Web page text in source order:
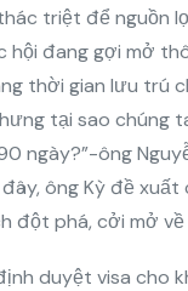
triệt để nguồn
hội đang gợi mở
thời gian lưu trú
tại sao chúng
ngày?”-ông
ông Kỳ đề xuất
đột phá, cởi mở về
duyệt visa cho